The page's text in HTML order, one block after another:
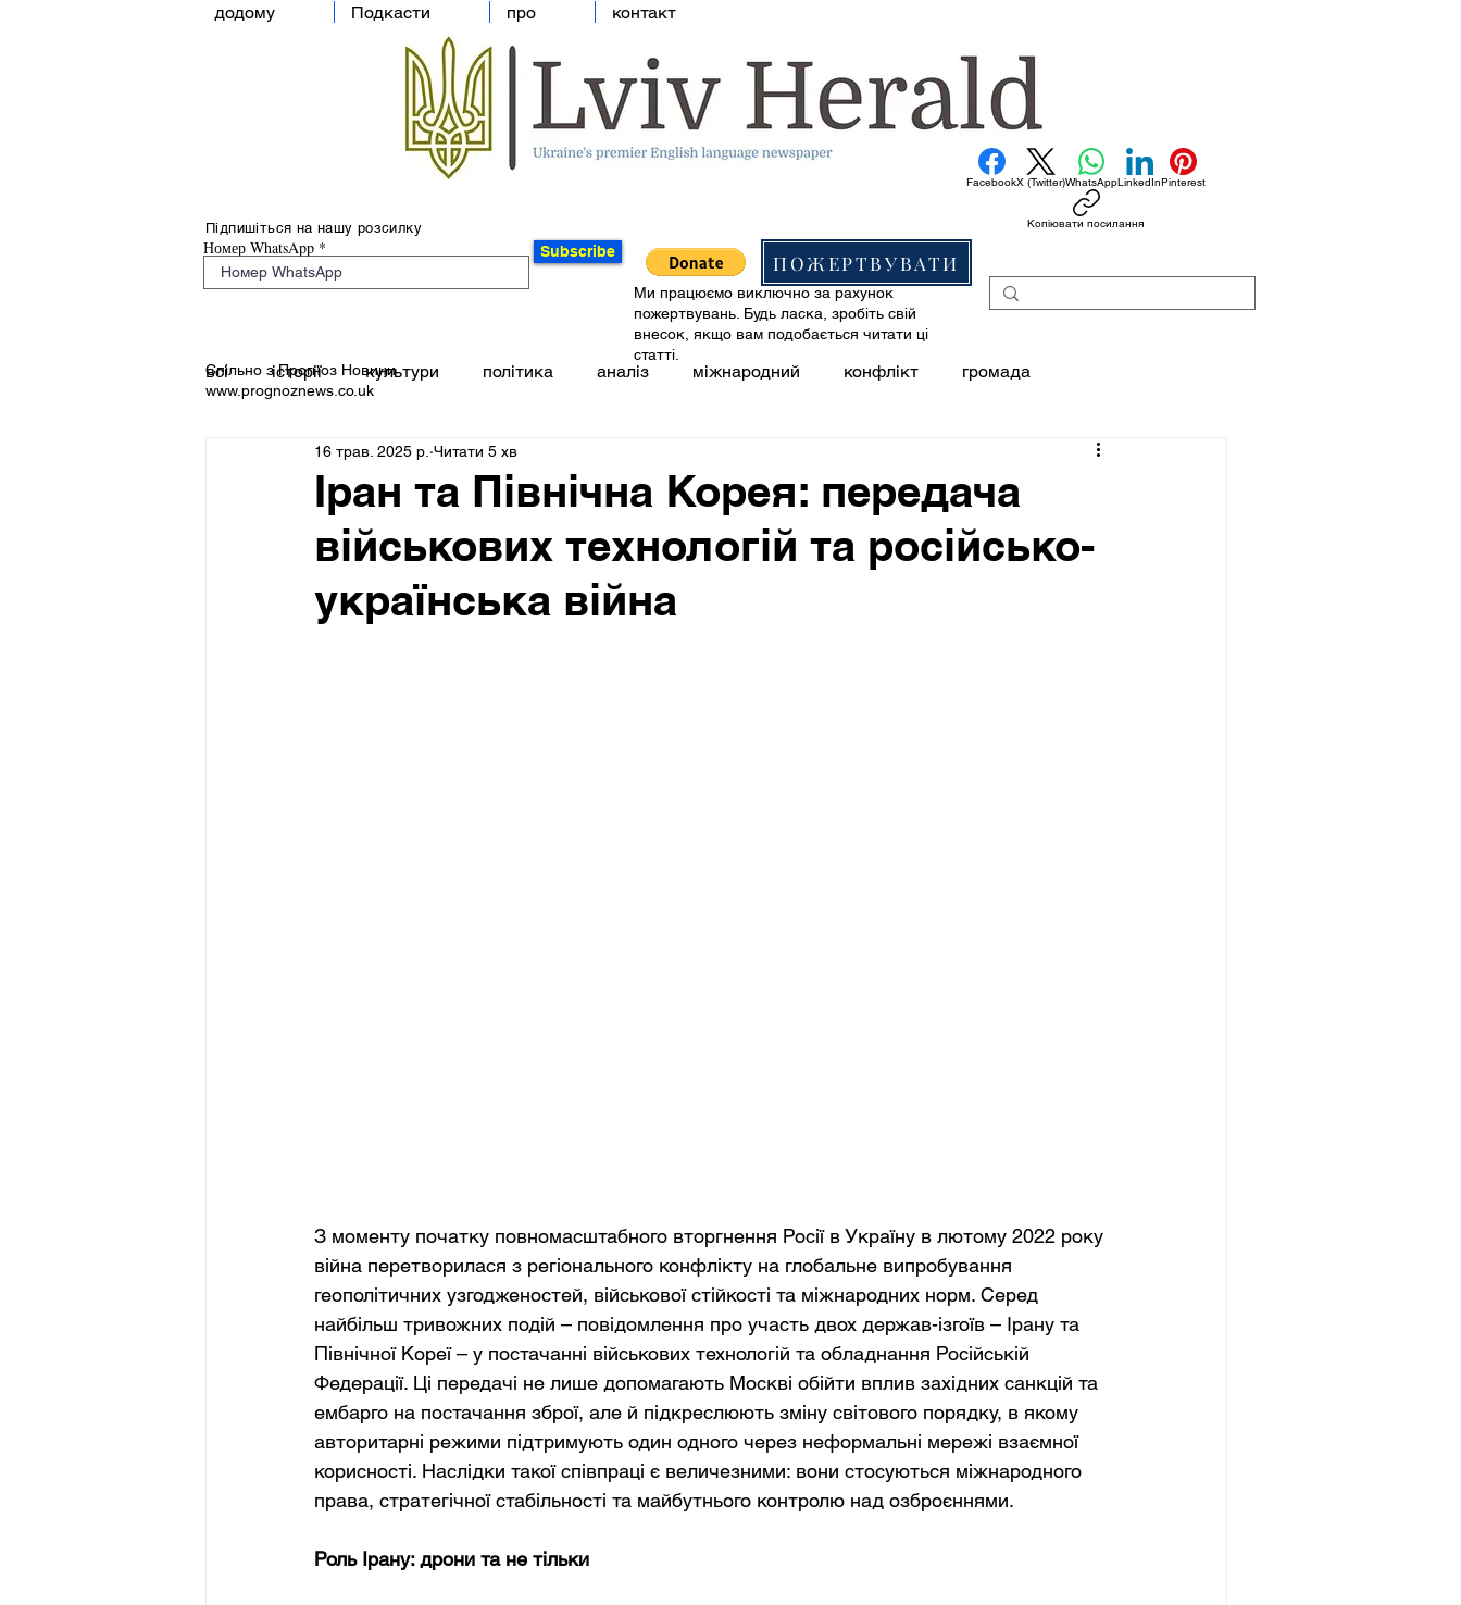
додому Подкасти про контакт
Підпишіться на нашу розсилку
Номер WhatsApp Subscribe ПОЖЕРТВУВАТИ
FacebookX (Twitter)WhatsAppLinkedInPinterest
Копіювати посилання
Спільно з Прогноз Новини
www.prognoznews.co.uk
Ми працюємо виключно за рахунок
пожертвувань. Будь ласка, зробіть свій
внесок, якщо вам подобається читати ці
статті.
всі історії культури політика аналіз міжнародний конфлікт громада
Іран та Північна Корея: передача
військових технологій та російсько-
українська війна
16 трав. 2025 р. Читати 5 хв
З моменту початку повномасштабного вторгнення Росії в Україну в лютому 2022 року
війна перетворилася з регіонального конфлікту на глобальне випробування
геополітичних узгодженостей, військової стійкості та міжнародних норм. Серед
найбільш тривожних подій – повідомлення про участь двох держав-ізгоїв – Ірану та
Північної Кореї – у постачанні військових технологій та обладнання Російській
Федерації. Ці передачі не лише допомагають Москві обійти вплив західних санкцій та
ембарго на постачання зброї, але й підкреслюють зміну світового порядку, в якому
авторитарні режими підтримують один одного через неформальні мережі взаємної
корисності. Наслідки такої співпраці є величезними: вони стосуються міжнародного
права, стратегічної стабільності та майбутнього контролю над озброєннями.
Роль Ірану: дрони та не тільки